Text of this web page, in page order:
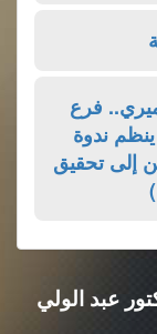
فرع
ينظم ندوة
إلى تحقيق
محفوظة 2026 للدكتور عبد الولي